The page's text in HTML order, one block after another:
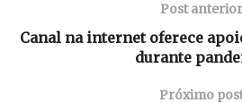
Post anterior
Canal na internet oferece
durante
Próximo